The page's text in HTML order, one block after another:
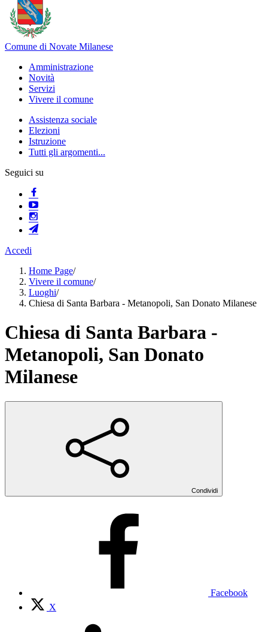
Comune di Novate Milanese
Amministrazione
Novità
Servizi
Vivere il comune
Assistenza sociale
Elezioni
Istruzione
Tutti gli argomenti...
Seguici su
Accedi
Home Page/
Vivere il comune/
Luoghi/
Chiesa di Santa Barbara - Metanopoli, San Donato Milanese
Chiesa di Santa Barbara -
Metanopoli, San Donato
Milanese
Condividi
Facebook
X